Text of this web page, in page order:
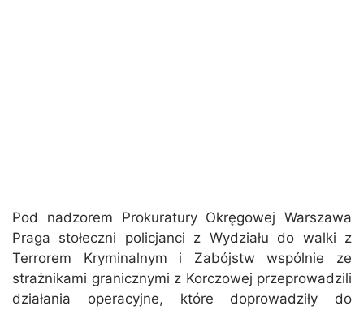
Pod nadzorem Prokuratury Okręgowej Warszawa
Praga stołeczni policjanci z Wydziału do walki z
Terrorem Kryminalnym i Zabójstw wspólnie ze
strażnikami granicznymi z Korczowej przeprowadzili
działania operacyjne, które doprowadziły do